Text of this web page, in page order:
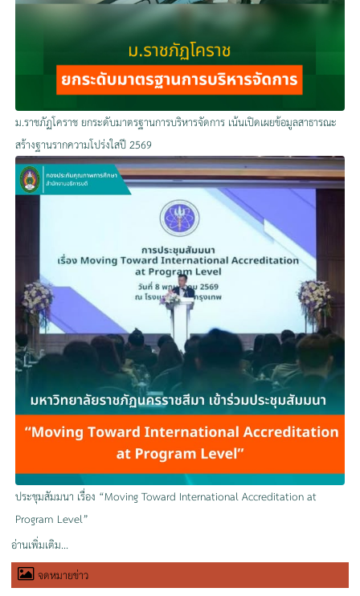
ม.ราชภัฏโคราช ยกระดับมาตรฐานการบริหารจัดการ เน้นเปิดเผยข้อมูลสาธารณะ
สร้างฐานรากความโปร่งใสปี 2569
ประชุมสัมมนา เรื่อง “Moving Toward International Accreditation at
Program Level”
อ่านเพิ่มเติม...
จดหมายข่าว